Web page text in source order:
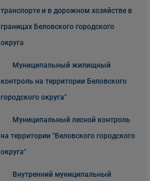
транспорте и в дорожном хозяйстве в
границах Беловского городского
округа
Муниципальный жилищный
контроль на территории Беловского
городского округа"
Муниципальный лесной контроль
на территории "Беловского городского
округа"
Внутренний муниципальный